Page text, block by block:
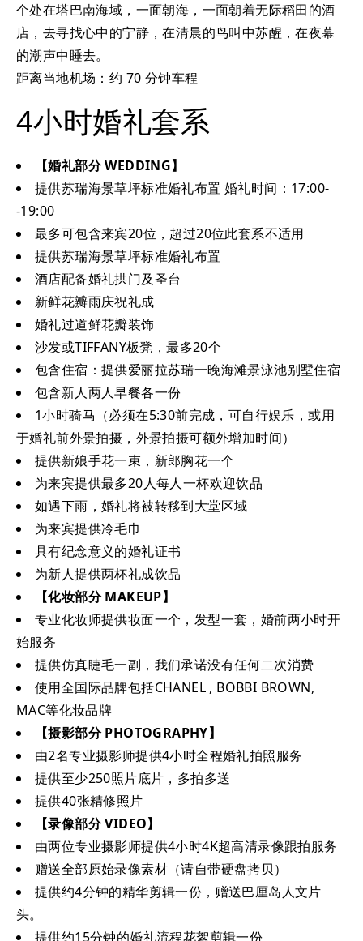
个处在塔巴南海域，一面朝海，一面朝着无际稻田的酒
店，去寻找心中的宁静，在清晨的鸟叫中苏醒，在夜幕
的潮声中睡去。
距离当地机场：约 70 分钟车程
4小时婚礼套系
【婚礼部分 WEDDING】
提供苏瑞海景草坪标准婚礼布置 婚礼时间：17:00-
-19:00
最多可包含来宾20位，超过20位此套系不适用
提供苏瑞海景草坪标准婚礼布置
酒店配备婚礼拱门及圣台
新鲜花瓣雨庆祝礼成
婚礼过道鲜花瓣装饰
沙发或TIFFANY板凳，最多20个
包含住宿：提供爱丽拉苏瑞一晚海滩景泳池别墅住宿
包含新人两人早餐各一份
1小时骑马（必须在5:30前完成，可自行娱乐，或用
于婚礼前外景拍摄，外景拍摄可额外增加时间）
提供新娘手花一束，新郎胸花一个
为来宾提供最多20人每人一杯欢迎饮品
如遇下雨，婚礼将被转移到大堂区域
为来宾提供冷毛巾
具有纪念意义的婚礼证书
为新人提供两杯礼成饮品
【化妆部分 MAKEUP】
专业化妆师提供妆面一个，发型一套，婚前两小时开
始服务
提供仿真睫毛一副，我们承诺没有任何二次消费
使用全国际品牌包括CHANEL , BOBBI BROWN,
MAC等化妆品牌
【摄影部分 PHOTOGRAPHY】
由2名专业摄影师提供4小时全程婚礼拍照服务
提供至少250照片底片，多拍多送
提供40张精修照片
【录像部分 VIDEO】
由两位专业摄影师提供4小时4K超高清录像跟拍服务
赠送全部原始录像素材（请自带硬盘拷贝）
提供约4分钟的精华剪辑一份，赠送巴厘岛人文片
头。
提供约15分钟的婚礼流程花絮剪辑一份